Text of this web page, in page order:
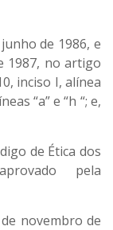
de 1986, e
1987, no artigo
inciso I, alínea
“a” e “h “; e,
de Ética dos
pela
novembro de